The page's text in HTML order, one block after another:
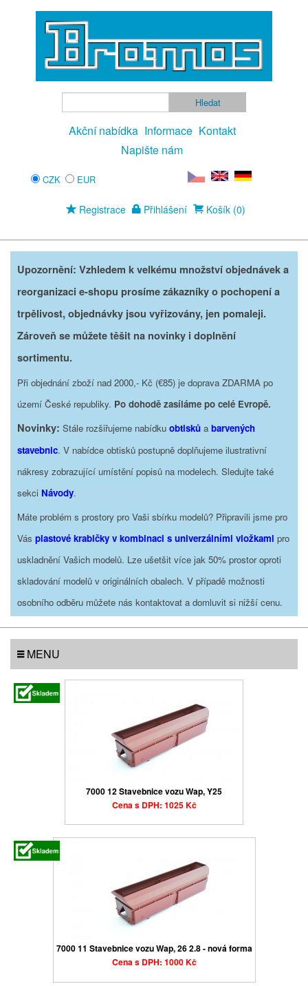
Akční nabídka Informace Kontakt
Napište nám
CZK EUR
Registrace Přihlášení Košík (0)
Upozornění: Vzhledem k velkému množství objednávek a
reorganizaci e-shopu prosíme zákazníky o pochopení a
trpělivost, objednávky jsou vyřizovány, jen pomaleji.
Zároveň se můžete těšit na novinky i doplnění
sortimentu.
Při objednání zboží nad 2000,- Kč (€85) je doprava ZDARMA po
území České republiky. Po dohodě zasíláme po celé Evropě.
Novinky: Stále rozšiřujeme nabídku obtisků a barvených
stavebnic. V nabídce obtisků postupně doplňujeme ilustrativní
nákresy zobrazující umístění popisů na modelech. Sledujte také
sekci Návody.
Máte problém s prostory pro Vaši sbírku modelů? Připravili jsme pro
Vás plastové krabičky v kombinaci s univerzálními vložkami pro
uskladnění Vašich modelů. Lze ušetšit více jak 50% prostor oproti
skladování modelů v originálních obalech. V případě možnosti
osobního odběru můžete nás kontaktovat a domluvit si nižší cenu.
MENU
7000 12 Stavebnice vozu Wap, Y25
Cena s DPH: 1025 Kč
7000 11 Stavebnice vozu Wap, 26 2.8 - nová forma
Cena s DPH: 1000 Kč